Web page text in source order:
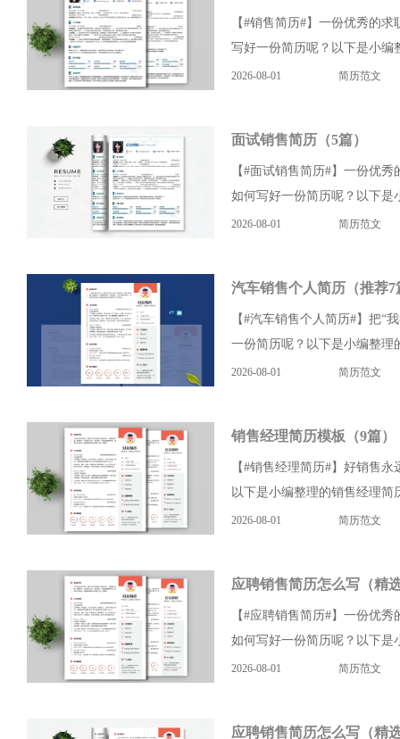
【#销售简历#】一份优秀的
写好一份简历呢？以下是小编
2026-08-01 简历范文
面试销售简历（5篇）
【#面试销售简历#】一份优
如何写好一份简历呢？以下是
2026-08-01 简历范文
汽车销售个人简历（推荐7
【#汽车销售个人简历#】把“
一份简历呢？以下是小编整理
2026-08-01 简历范文
销售经理简历模板（9篇）
【#销售经理简历#】好销售
以下是小编整理的销售经理
2026-08-01 简历范文
应聘销售简历怎么写（精
【#应聘销售简历#】一份优
如何写好一份简历呢？以下是
2026-08-01 简历范文
应聘销售简历怎么写（精